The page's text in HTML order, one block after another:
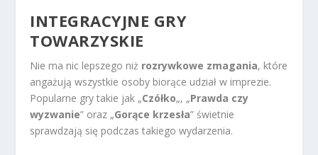
INTEGRACYJNE GRY
TOWARZYSKIE
Nie ma nic lepszego niż rozrywkowe zmagania, które
angażują wszystkie osoby biorące udział w imprezie.
Popularne gry takie jak „Czółko„, „Prawda czy
wyzwanie” oraz „Gorące krzesła” świetnie
sprawdzają się podczas takiego wydarzenia.